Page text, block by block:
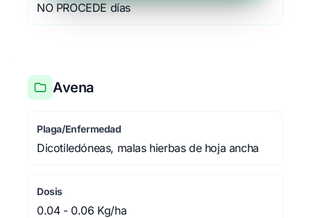
NO PROCEDE días
Avena
Plaga/Enfermedad
Dicotiledóneas, malas hierbas de hoja ancha
Dosis
0.04 - 0.06 Kg/ha